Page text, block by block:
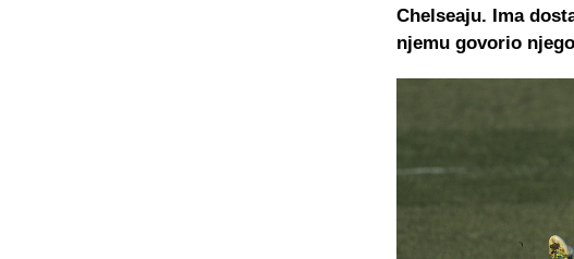
Chelseaju. Ima
njemu govorio